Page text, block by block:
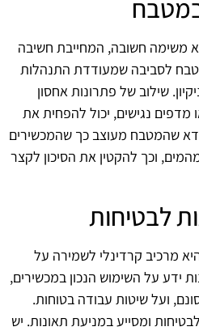
משימה חשובה, המחייבת חשיבה
לסביבה שמעודדת התנהלות
שילוב של פתרונות אחסון
מדפים נגישים, יכול להפחית את
שהמטבח מעוצב כך שהמכשירים
וכך להקטין את הסיכון לקצר
לבטיחות
מרכיב קרדינלי לשמירה על
ידע על השימוש הנכון במכשירים,
ועל שיטות עבודה בטוחות.
ומסייע במניעת תאונות. יש